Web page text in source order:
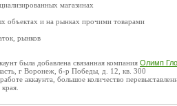
магазинах
объектах и на рынках прочими товарами
рынков
была добавлена связанная компания Олимп
г Воронеж, б-р Победы, д. 12, кв. 300
аккаунта, большое количество